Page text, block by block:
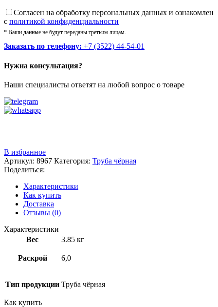
Cогласен на обработку персональных данных и ознакомлен
с политикой конфиденциальности
* Ваши данные не будут переданы третьим лицам.
Заказать по телефону: +7 (3522) 44-54-01
Нужна консультация?
Наши специалисты ответят на любой вопрос о товаре
В избранное
Артикул: 8967 Категория: Труба чёрная
Поделиться:
Характеристики
Как купить
Доставка
Отзывы (0)
Характеристики
Вес
3.85 кг
Раскрой 6,0
Тип продукции Труба чёрная
Как купить